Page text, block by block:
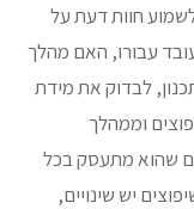
חוות דעת על
עבורו, האם מהלך
לבדוק את מידת
וממהלך
שהוא מתעסק בכל
יש שינויים,